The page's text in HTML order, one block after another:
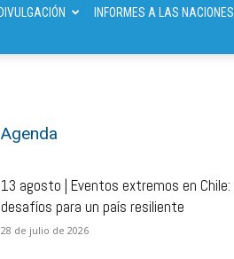
DIVULGACIÓN INFORMES A LAS NACIONES
Agenda
13 agosto | Eventos extremos en Chile:
desafíos para un país resiliente
28 de julio de 2026